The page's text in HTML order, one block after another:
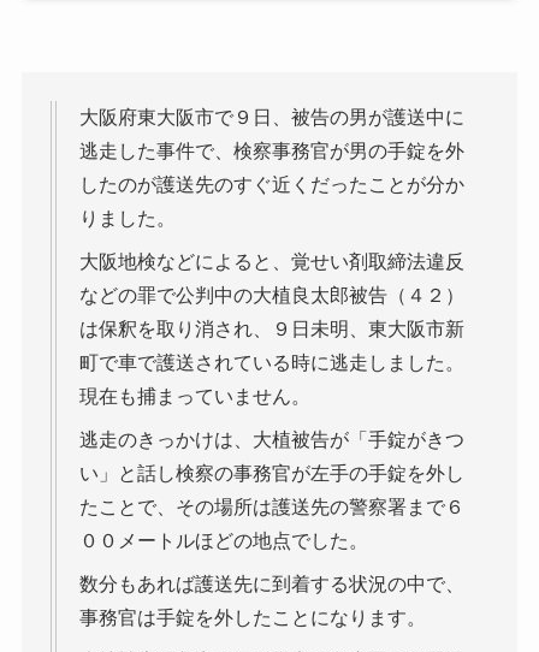
大阪府東大阪市で９日、被告の男が護送中に
逃走した事件で、検察事務官が男の手錠を外
したのが護送先のすぐ近くだったことが分か
りました。
大阪地検などによると、覚せい剤取締法違反
などの罪で公判中の大植良太郎被告（４２）
は保釈を取り消され、９日未明、東大阪市新
町で車で護送されている時に逃走しました。
現在も捕まっていません。
逃走のきっかけは、大植被告が「手錠がきつ
い」と話し検察の事務官が左手の手錠を外し
たことで、その場所は護送先の警察署まで６
００メートルほどの地点でした。
数分もあれば護送先に到着する状況の中で、
事務官は手錠を外したことになります。